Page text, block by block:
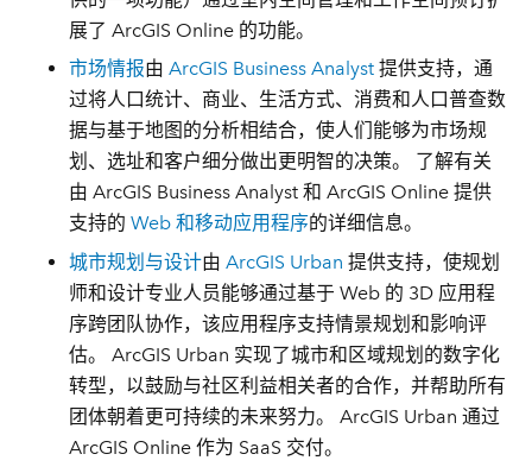
展了 ArcGIS Online 的功能。
市场情报由ArcGIS Business Analyst 提供支持，通
过将人口统计、商业、生活方式、消费和人口普查数
据与基于地图的分析相结合，使人们能够为市场规
划、选址和客户细分做出更明智的决策。 了解有关
由 ArcGIS Business Analyst 和 ArcGIS Online 提供
支持的Web 和移动应用程序的详细信息。
城市规划与设计由ArcGIS Urban 提供支持，使规划
师和设计专业人员能够通过基于 Web 的 3D 应用程
序跨团队协作，该应用程序支持情景规划和影响评
估。 ArcGIS Urban 实现了城市和区域规划的数字化
转型，以鼓励与社区利益相关者的合作，并帮助所有
团体朝着更可持续的未来努力。 ArcGIS Urban 通过
ArcGIS Online 作为 SaaS 交付。